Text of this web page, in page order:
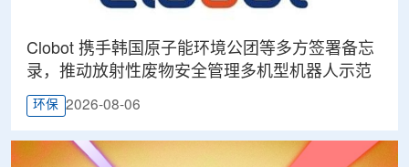
Clobot 携手韩国原子能环境公团等多方签署备忘
录，推动放射性废物安全管理多机型机器人示范
环保 2026-08-06